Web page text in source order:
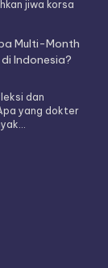
jiwa korsa
Multi-Month
Indonesia?
dan
yang dokter